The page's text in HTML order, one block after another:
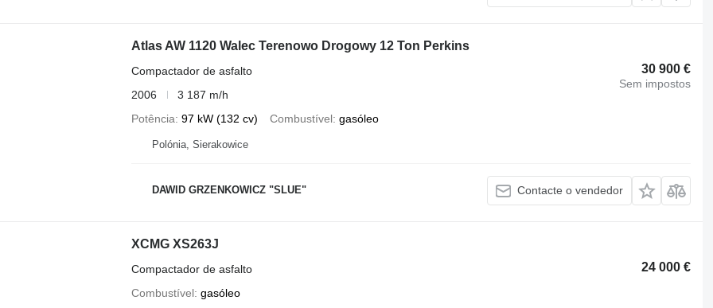
Atlas AW 1120 Walec Terenowo Drogowy 12 Ton Perkins
30 900 €
Sem impostos
Compactador de asfalto
2006
3 187 m/h
Potência 97 kW (132 cv) Combustível gasóleo
Polónia, Sierakowice
DAWID GRZENKOWICZ "SLUE" Contacte o vendedor
XCMG XS263J
24 000 €
Compactador de asfalto
Combustível gasóleo